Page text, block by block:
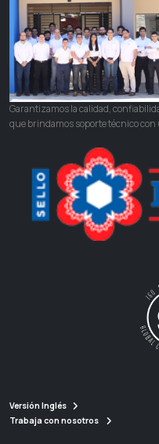
Garantizamos la calidad,
que brindamos soporte técnico
Versión Inglés
Trabaja con nosotros